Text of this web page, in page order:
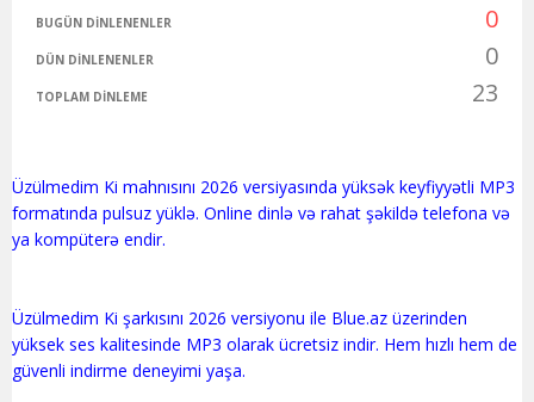
BUGÜN DINLENENLER 0
DÜN DINLENENLER 0
TOPLAM DINLEME 23
Üzülmedim Ki mahnısını 2026 versiyasında yüksək keyfiyyətli MP3
formatında pulsuz yüklə. Online dinlə və rahat şəkildə telefona və
ya kompüterə endir.
Üzülmedim Ki şarkısını 2026 versiyonu ile Blue.az üzerinden
yüksek ses kalitesinde MP3 olarak ücretsiz indir. Hem hızlı hem de
güvenli indirme deneyimi yaşa.